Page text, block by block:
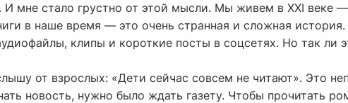
И мне стало грустно от этой мысли. Мы живем в XXI веке
в наше время — это очень странная и сложная
клипы и короткие посты в соцсетях. Но так ли
от взрослых: «Дети сейчас совсем не читают». Это
новость, нужно было ждать газету. Чтобы прочитать